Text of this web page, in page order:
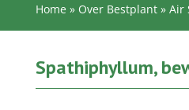
Home » Over Bestplant» Air
Spathiphyllum,